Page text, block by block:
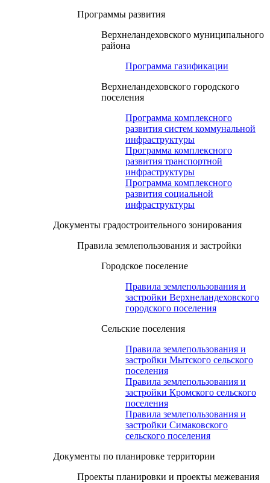
Программы развития
Верхнеландеховского муниципального
района
Программа газификации
Верхнеландеховского городского
поселения
Программа комплексного
развития систем коммунальной
инфраструктуры
Программа комплексного
развития транспортной
инфраструктуры
Программа комплексного
развития социальной
инфраструктуры
Документы градостроительного зонирования
Правила землепользования и застройки
Городское поселение
Правила землепользования и
застройки Верхнеландеховского
городского поселения
Сельские поселения
Правила землепользования и
застройки Мытского сельского
поселения
Правила землепользования и
застройки Кромского сельского
поселения
Правила землепользования и
застройки Симаковского
сельского поселения
Документы по планировке территории
Проекты планировки и проекты межевания